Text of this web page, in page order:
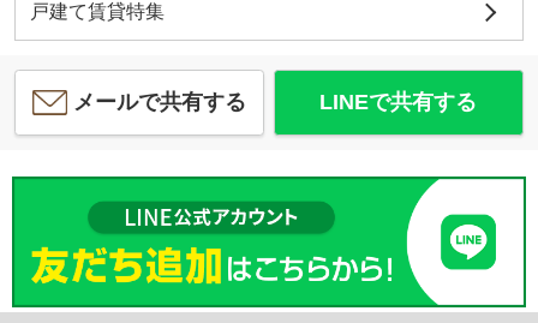
戸建て賃貸特集
メールで共有する LINEで共有する